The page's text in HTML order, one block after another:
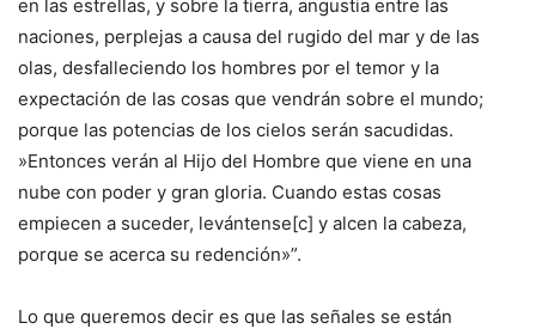
en las estrellas, y sobre la tierra, angustia entre las
naciones, perplejas a causa del rugido del mar y de las
olas, desfalleciendo los hombres por el temor y la
expectación de las cosas que vendrán sobre el mundo;
porque las potencias de los cielos serán sacudidas.
»Entonces verán al Hijo del Hombre que viene en una
nube con poder y gran gloria. Cuando estas cosas
empiecen a suceder, levántense[c] y alcen la cabeza,
porque se acerca su redención»”.
Lo que queremos decir es que las señales se están